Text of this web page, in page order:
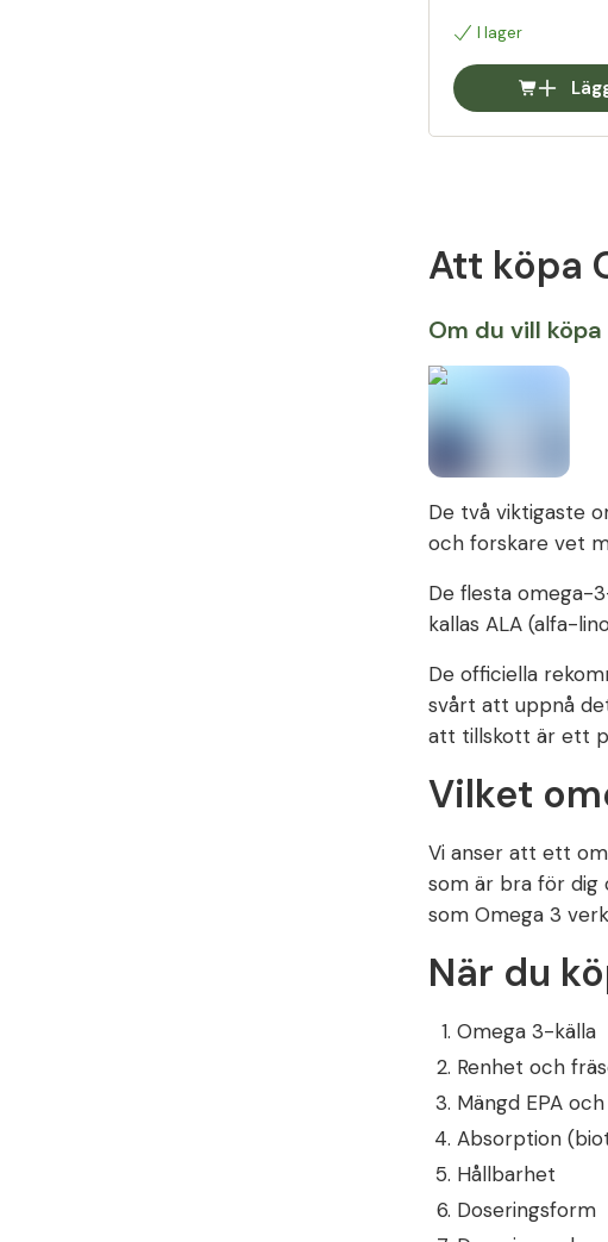
I lager
Att köpa
Om du vill
De två viktigaste
och forskare vet
De flesta omega-
kallas ALA (alfa-
De officiella
svårt att uppnå
att tillskott är ett
Vilket
Vi anser att ett
som är bra för dig
som Omega 3
När du
Omega 3-källa
Renhet och
Mängd EPA
Absorption
Hållbarhet
Doseringsform